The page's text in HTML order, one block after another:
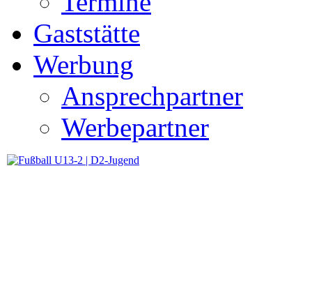
Gaststätte
Werbung
Ansprechpartner
Werbepartner